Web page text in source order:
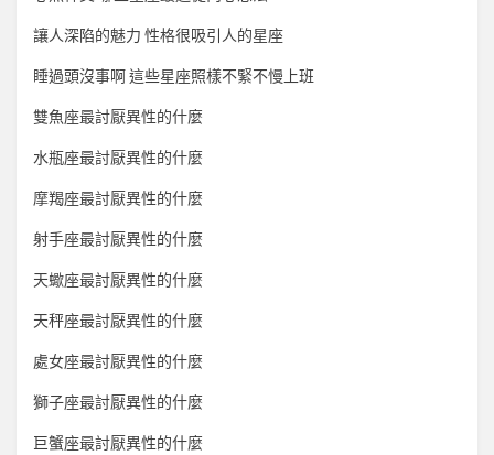
讓人深陷的魅力 性格很吸引人的星座
睡過頭沒事啊 這些星座照樣不緊不慢上班
雙魚座最討厭異性的什麼
水瓶座最討厭異性的什麼
摩羯座最討厭異性的什麼
射手座最討厭異性的什麼
天蠍座最討厭異性的什麼
天秤座最討厭異性的什麼
處女座最討厭異性的什麼
獅子座最討厭異性的什麼
巨蟹座最討厭異性的什麼